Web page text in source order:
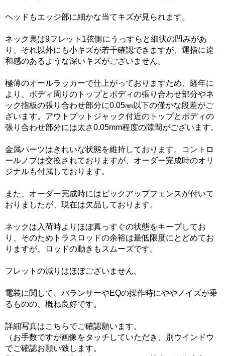
ヘッドもエッジ部に細かな当てキズが見られます。
ネック裏は9フレット1弦側にうっすらと細状の凹みがあ
り、それ以外にも小キズが若干確認できますが、運指に違
和感のあるような深いキズがございません。
極薄のオールラッカーで仕上がっておりますため、経年に
より、ボディ周りのトップとボディの張り合わせ部分やネ
ック指板の張り合わせ部分に0.05㎜以下の僅かな段差がご
ざいます。アウトプットジャック付近のトップとボディの
張り合わせ部分には太さ0.05mm程度の隙間がございます。
金属パーツはきれいな状態を維持しております。コントロ
ールノブは交換されておりますが、オーダー完成時のオリ
ジナルも付属しております。
また、オーダー完成時にはピックアップフェンスが付いて
おりましたが、現在は欠品しております。
ネックは入荷時よりほぼ真っすぐの状態をキープしてお
り、そのためトラスロッドの余裕は最低限度にとどめてお
りますが、ロッドの動きもスムーズです。
フレットの減りはほぼございません。
電装に関して、バランサーやEQの操作時にややノイズが乗
るものの、概ね良好です。
詳細写真はこちらでご確認願います。
（お手数ですが画像をタッチしていただき、別ウインドウ
でご確認お願い致します。